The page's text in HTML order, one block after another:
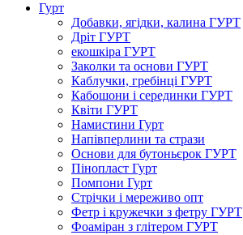
Гурт
Добавки, ягідки, калина ГУРТ
Дріт ГУРТ
екошкіра ГУРТ
Заколки та основи ГУРТ
Каблучки, гребінці ГУРТ
Кабошони і серединки ГУРТ
Квіти ГУРТ
Намистини Гурт
Напівперлини та стрази
Основи для бутоньєрок ГУРТ
Пінопласт Гурт
Помпони Гурт
Стрічки і мереживо опт
Фетр і кружечки з фетру ГУРТ
Фоаміран з глітером ГУРТ